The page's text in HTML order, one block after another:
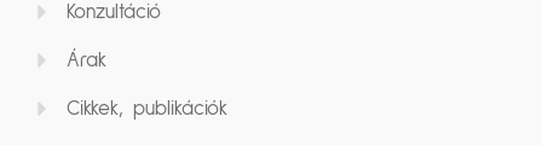
Konzultáció
Árak
Cikkek, publikációk